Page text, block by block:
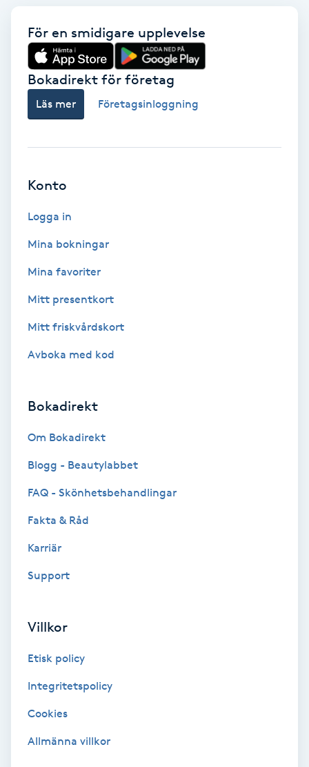
Enzympeeling
Extensions
Extensions borttagning
Eyeliner-tatuering
Face framing
Fet hårbotten
Fettreducering
Fibromassage
Fillers
Fotsvamp
Fotvård
Fransborttagning
Fransförlängning
Fransförlängning Megavolym
För en smidigare upplevelse
Bokadirekt för företag
Läs mer Företagsinloggning
Konto
Logga in
Mina bokningar
Mina favoriter
Mitt presentkort
Mitt friskvårdskort
Avboka med kod
Bokadirekt
Om Bokadirekt
Blogg - Beautylabbet
FAQ - Skönhetsbehandlingar
Fakta & Råd
Karriär
Support
Villkor
Etisk policy
Integritetspolicy
Cookies
Allmänna villkor